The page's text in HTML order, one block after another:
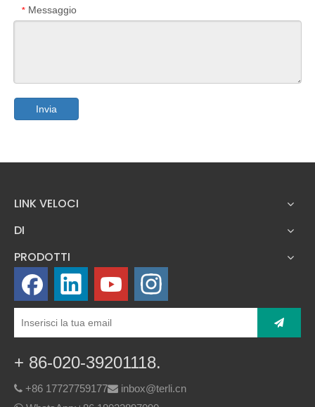
* Messaggio
Invia
LINK VELOCI
DI
PRODOTTI
+ 86-020-39201118.
 +86 17727759177 inbox@terli.cn